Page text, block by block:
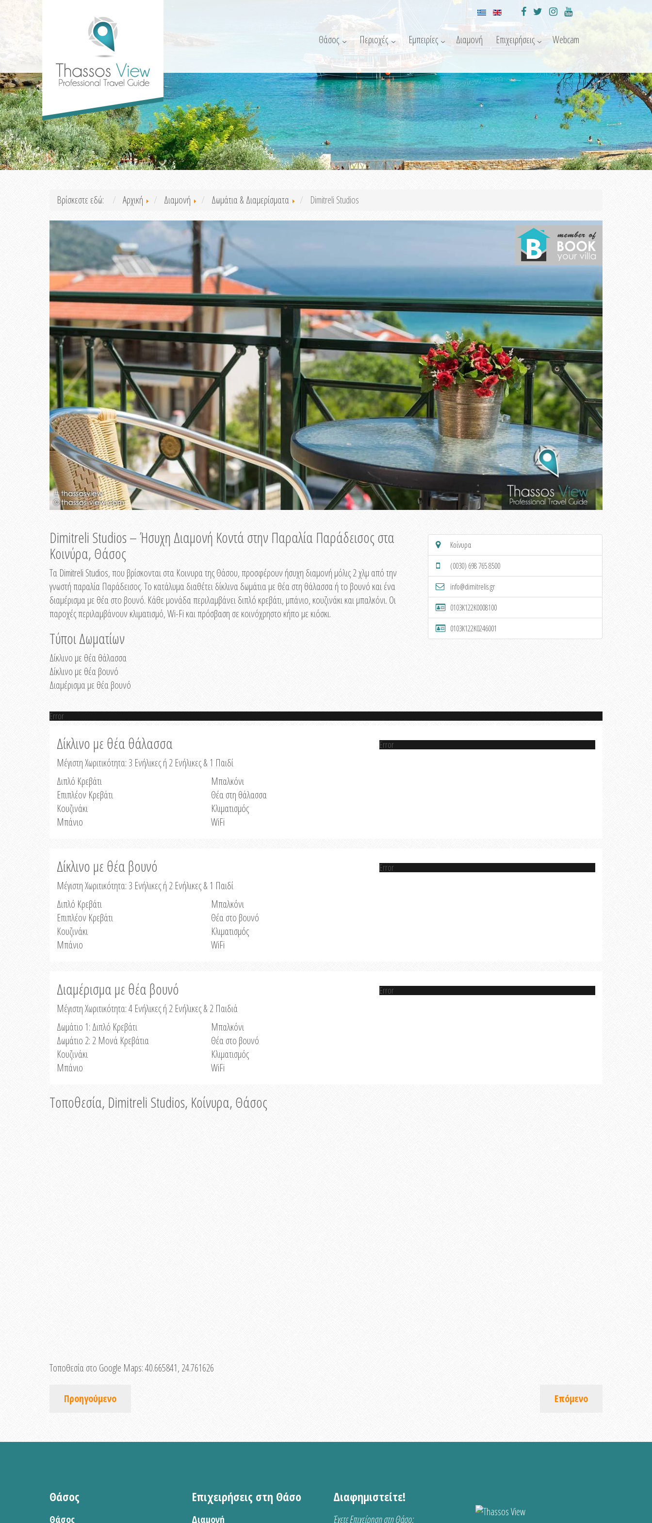
Θάσος Περιοχές Εμπειρίες Διαμονή Επιχειρήσεις Webcam
Βρίσκεστε εδώ: Αρχική Διαμονή Δωμάτια & Διαμερίσματα Dimitreli Studios
Dimitreli Studios – Ήσυχη Διαμονή Κοντά στην Παραλία Παράδεισος στα
Κοινύρα, Θάσος
Τα Dimitreli Studios, που βρίσκονται στα Κοινυρα της Θάσου, προσφέρουν ήσυχη διαμονή μόλις 2 χλμ από την
γνωστή παραλία Παράδεισος. Το κατάλυμα διαθέτει δίκλινα δωμάτια με θέα στη θάλασσα ή το βουνό και ένα
διαμέρισμα με θέα στο βουνό. Κάθε μονάδα περιλαμβάνει διπλό κρεβάτι, μπάνιο, κουζινάκι και μπαλκόνι. Οι
παροχές περιλαμβάνουν κλιματισμό, Wi-Fi και πρόσβαση σε κοινόχρηστο κήπο με κιόσκι.
Τύποι Δωματίων
Δίκλινο με θέα θάλασσα
Δίκλινο με θέα βουνό
Διαμέρισμα με θέα βουνό
Κοίνυρα
(0030) 698 765 8500
info@dimitrelis.gr
0103K122K0008100
0103K122K0246001
Error
Δίκλινο με θέα θάλασσα
Μέγιστη Χωριτικότητα: 3 Ενήλικες ή 2 Ενήλικες & 1 Παιδί
Διπλό Κρεβάτι
Επιπλέον Κρεβάτι
Κουζινάκι
Μπάνιο
Μπαλκόνι
Θέα στη θάλασσα
Κλιματισμός
WiFi
Error
Δίκλινο με θέα βουνό
Μέγιστη Χωριτικότητα: 3 Ενήλικες ή 2 Ενήλικες & 1 Παιδί
Διπλό Κρεβάτι
Επιπλέον Κρεβάτι
Κουζινάκι
Μπάνιο
Μπαλκόνι
Θέα στο βουνό
Κλιματισμός
WiFi
Error
Διαμέρισμα με θέα βουνό
Μέγιστη Χωριτικότητα: 4 Ενήλικες ή 2 Ενήλικες & 2 Παιδιά
Δωμάτιο 1: Διπλό Κρεβάτι
Δωμάτιο 2: 2 Μονά Κρεβάτια
Κουζινάκι
Μπάνιο
Μπαλκόνι
Θέα στο βουνό
Κλιματισμός
WiFi
Error
Τοποθεσία, Dimitreli Studios, Κοίνυρα, Θάσος
Τοποθεσία στο Google Maps:40.665841, 24.761626
Προηγούμενο Επόμενο
Θάσος
Θάσος
Επιχειρήσεις στη Θάσο
Διαμονή
Διαφημιστείτε!
Έχετε Επιχείρηση στη Θάσο;